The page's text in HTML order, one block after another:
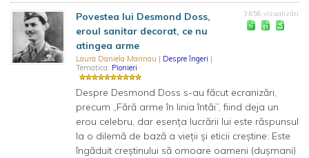
Povestea lui Desmond Doss,
eroul sanitar decorat, ce nu
atingea arme
Laura Daniela Marinau | Despre îngeri |
Tematica: Pionieri
3.656 vizualizări
Despre Desmond Doss s-au făcut ecranizări,
precum „Fără arme în linia întâi”, fiind deja un
erou celebru, dar esența lucrării lui este răspunsul
la o dilemă de bază a vieții și eticii creștine: Este
îngăduit creștinului să omoare oameni (dușmani)